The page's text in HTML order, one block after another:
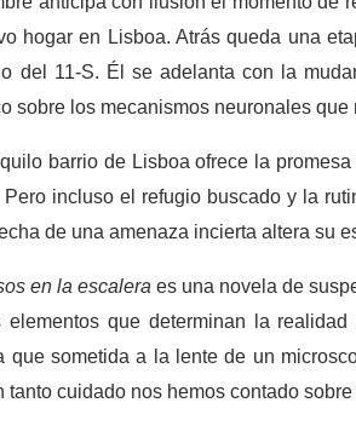
hogar en Lisboa. Atrás queda una
del 11-S. Él se adelanta con la
sobre los mecanismos neuronales
barrio de Lisboa ofrece la
Pero incluso el refugio buscado y la
de una amenaza incierta altera su
en la escalera es una novela de
elementos que determinan la
que sometida a la lente de un
tanto cuidado nos hemos contado